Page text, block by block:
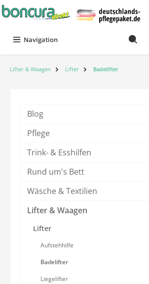
Navigation
Lifter & Waagen Lifter Badelifter
Blog
Pflege
Trink- & Esshilfen
Rund um's Bett
Wäsche & Textilien
Lifter & Waagen
Lifter
Aufstehhilfe
Badelifter
Liegelifter